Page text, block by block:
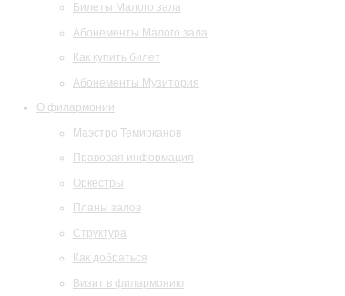
Билеты Малого зала
Абонементы Малого зала
Как купить билет
Абонементы Музитория
О филармонии
Маэстро Темирканов
Правовая информация
Оркестры
Планы залов
Структура
Как добраться
Визит в филармонию